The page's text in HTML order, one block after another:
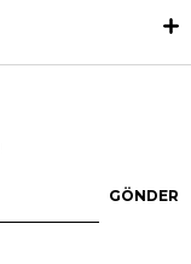
GÖNDER